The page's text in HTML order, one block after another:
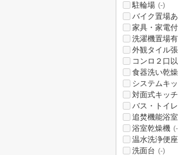
駐輪場 (-)
バイク置場あ
家具・家電付
洗濯機置場有
外観タイル張
コンロ２口
食器洗い乾
システムキ
対面式キッ
バス・トイレ
追焚機能浴室
浴室乾燥機
温水洗浄便座
洗面台 (-)